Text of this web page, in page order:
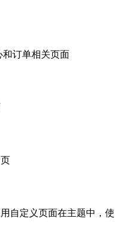
订单相关页面
自定义页面在主题中，使